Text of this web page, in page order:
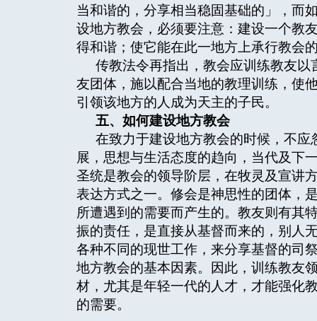
当和谐的，分享相当稳固基础的」，而
设地方教会，必须要注意：建设一个教
得和谐；使它能在此一地方上承行教会
传教法令再指出，教会应训练教友
友团体，施以配合当地的教理训练，使
引领该地方的人成为天主的子民。
五、如何建设地方教会
在致力于建设地方教会的时候，不
展，思想与生活态度的趋向，当代及下
圣统是教会的领导阶层，在牧灵及宣讲
表达方式之一。修会是神思性的团体，
所遭遇到的需要而产生的。教友则有其
振的责任，是直接从基督而来的，别人
各种不同的现世工作，来分享基督的司
地方教会的基本因素。因此，训练教友
材，尤其是年轻一代的人才，才能强化
的需要。